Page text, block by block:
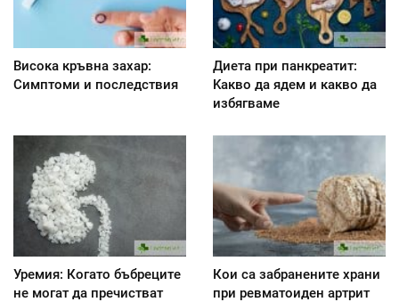
Висока кръвна захар:
Симптоми и последствия
Диета при панкреатит:
Kакво да ядем и какво да
избягваме
Уремия: Когато бъбреците
не могат да пречистват
Кои са забранените храни
при ревматоиден артрит